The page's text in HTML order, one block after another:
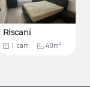
Riscani
1 cam 40m2